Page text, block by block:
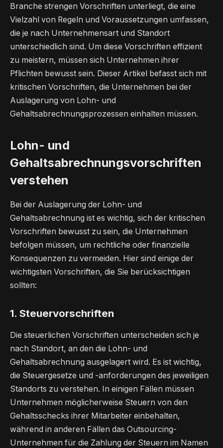
Branche strengen Vorschriften unterliegt, die eine
Vielzahl von Regeln und Voraussetzungen umfassen,
die je nach Unternehmensart und Standort
unterschiedlich sind. Um diese Vorschriften effizient
zu meistern, müssen sich Unternehmen ihrer
Pflichten bewusst sein. Dieser Artikel befasst sich mit
kritischen Vorschriften, die Unternehmen bei der
Auslagerung von Lohn- und
Gehaltsabrechnungsprozessen einhalten müssen.
Lohn- und
Gehaltsabrechnungsvorschriften
verstehen
Bei der Auslagerung der Lohn- und
Gehaltsabrechnung ist es wichtig, sich der kritischen
Vorschriften bewusst zu sein, die Unternehmen
befolgen müssen, um rechtliche oder finanzielle
Konsequenzen zu vermeiden. Hier sind einige der
wichtigsten Vorschriften, die Sie berücksichtigen
sollten:
1. Steuervorschriften
Die steuerlichen Vorschriften unterscheiden sich je
nach Standort, an den die Lohn- und
Gehaltsabrechnung ausgelagert wird. Es ist wichtig,
die Steuergesetze und -anforderungen des jeweiligen
Standorts zu verstehen. In einigen Fällen müssen
Unternehmen möglicherweise Steuern von den
Gehaltsschecks ihrer Mitarbeiter einbehalten,
während in anderen Fällen das Outsourcing-
Unternehmen für die Zahlung der Steuern im Namen